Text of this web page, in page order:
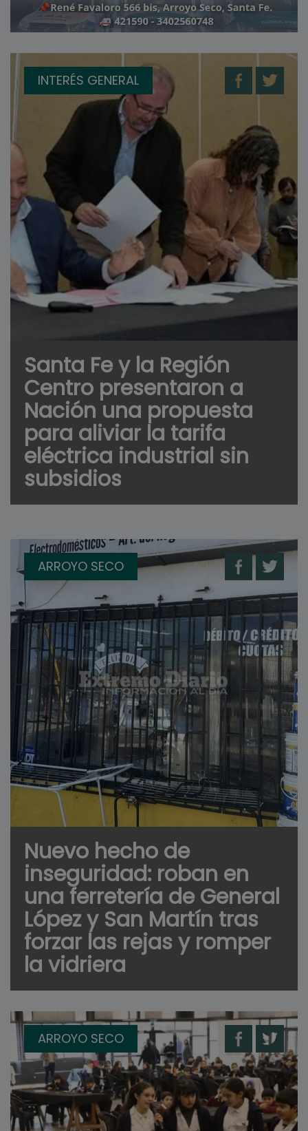
INTERÉS GENERAL
Santa Fe y la Región
Centro presentaron a
Nación una propuesta
para aliviar la tarifa
eléctrica industrial sin
subsidios
ARROYO SECO
Nuevo hecho de
inseguridad: roban en
una ferretería de General
López y San Martín tras
forzar las rejas y romper
la vidriera
ARROYO SECO